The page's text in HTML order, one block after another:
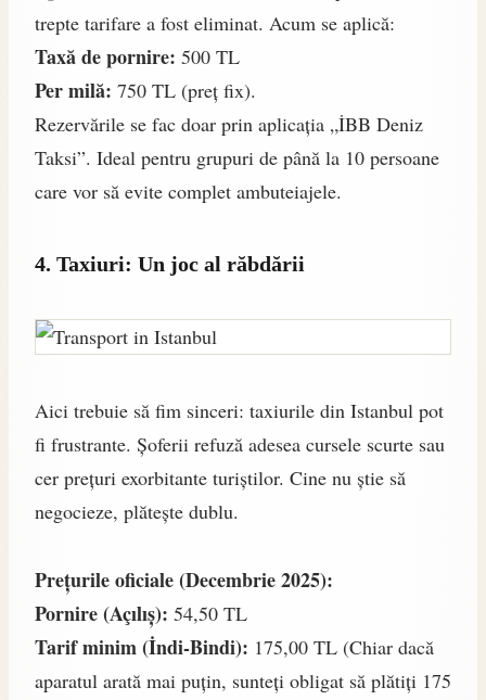
trepte tarifare a fost eliminat. Acum se aplică:
Taxă de pornire: 500 TL
Per milă: 750 TL (preț fix).
Rezervările se fac doar prin aplicația „İBB Deniz
Taksi”. Ideal pentru grupuri de până la 10 persoane
care vor să evite complet ambuteiajele.
4. Taxiuri: Un joc al răbdării
Aici trebuie să fim sinceri: taxiurile din Istanbul pot
fi frustrante. Șoferii refuză adesea cursele scurte sau
cer prețuri exorbitante turiștilor. Cine nu știe să
negocieze, plătește dublu.
Prețurile oficiale (Decembrie 2025):
Pornire (Açılıș): 54,50 TL
Tarif minim (İndi-Bindi): 175,00 TL (Chiar dacă
aparatul arată mai puțin, sunteți obligat să plătiți 175